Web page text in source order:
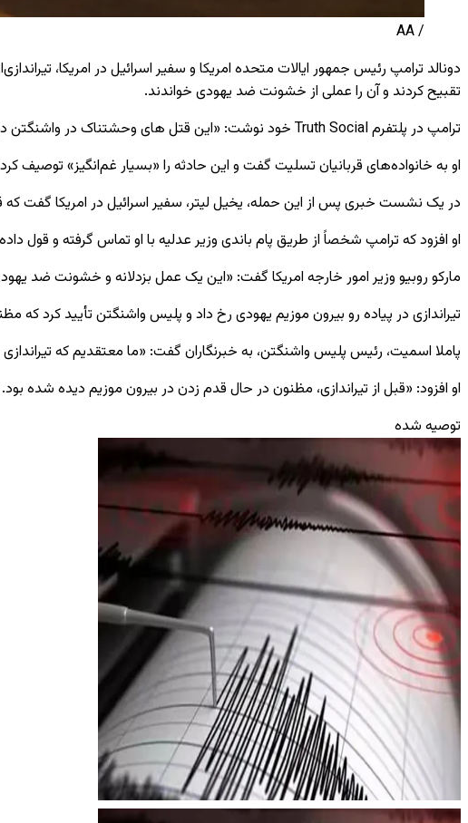
/ AA
دونالد ترامپ رئیس‌ جمهور ایالات متحده امریکا و سفیر اسرائیل در امریکا،
تقبیح کردند و آن را عملی از خشونت ضد یهودی خواندند.
ترامپ در پلتفرم Truth Social خود نوشت: «این قتل‌ های وحشتناک در واشنگتن دی‌ سی، که آشکارا بر اساس یهودستیزی انجام شده ‌اند، باید فوراً پایان یابند! نفرت و افراط‌گرایی جایی در ایالات متحده ندارند.»
او به خانواده‌های قربانیان تسلیت گفت و این حادثه را «بسیار غم‌انگیز» توصیف
در یک نشست خبری پس از این حمله، یخیل لیتر، سفیر اسرائیل در امریکا گفت که
او افزود که ترامپ شخصاً از طریق پام باندی وزیر عدلیه با او تماس گرفته و
مارکو روبیو وزیر امور خارجه امریکا گفت: «این یک عمل بزدلانه و خشونت ضد
تیراندازی در پیاده ‌رو بیرون موزیم یهودی رخ داد و پلیس واشنگتن تأیید کرد که
پاملا اسمیت، رئیس پلیس واشنگتن، به خبرنگاران گفت: «ما معتقدیم که
او افزود: «قبل از تیراندازی، مظنون در حال قدم زدن در بیرون موزیم دیده شده
توصیه شده